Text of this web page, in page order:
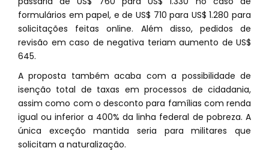
formulários em papel, e de US$ 710 para US$ 1.280 para
solicitações feitas online. Além disso, pedidos de
revisão em caso de negativa teriam aumento de US$
645.
A proposta também acaba com a possibilidade de
isenção total de taxas em processos de cidadania,
assim como com o desconto para famílias com renda
igual ou inferior a 400% da linha federal de pobreza. A
única exceção mantida seria para militares que
solicitam a naturalização.